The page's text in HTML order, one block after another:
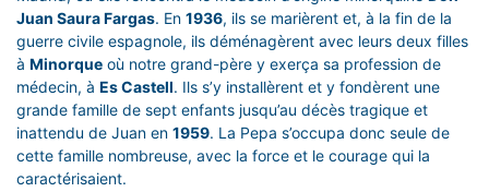
Juan Saura Fargas. En 1936, ils se marièrent et, à la fin de la
guerre civile espagnole, ils déménagèrent avec leurs deux filles
à Minorque où notre grand-père y exerça sa profession de
médecin, à Es Castell. Ils s’y installèrent et y fondèrent une
grande famille de sept enfants jusqu’au décès tragique et
inattendu de Juan en 1959. La Pepa s’occupa donc seule de
cette famille nombreuse, avec la force et le courage qui la
caractérisaient.